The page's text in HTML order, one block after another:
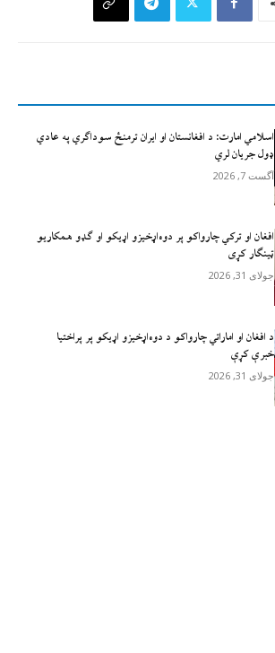
اسلامي امارت: د افغانستان او ایران ترمنځ سوداګري په عادي
ډول جریان لري
آگست 7, 2026
افغان او ترکي چارواکو پر دوه‌اړخیزو اړيکو او ګډو همکاريو
ټينګار کړی
جولای 31, 2026
د افغان او اماراتي چارواکو د دوه‌اړخیزو اړیکو پر پراختیا
خبرې کړې
جولای 31, 2026